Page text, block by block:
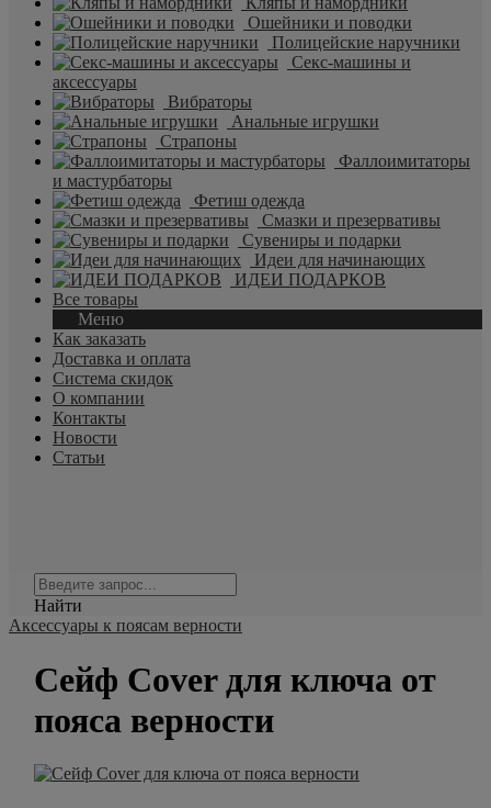
Ошейники и поводки
Полицейские наручники
Секс-машины и
аксессуары
Вибраторы
Анальные игрушки
Страпоны
Фаллоимитаторы
и мастурбаторы
Фетиш одежда
Смазки и презервативы
Сувениры и подарки
Идеи для начинающих
ИДЕИ ПОДАРКОВ
Все товары
Меню
Как заказать
Доставка и оплата
Система скидок
О компании
Контакты
Новости
Статьи
Найти
Аксессуары к поясам верности
Сейф Cover для ключа от
пояса верности